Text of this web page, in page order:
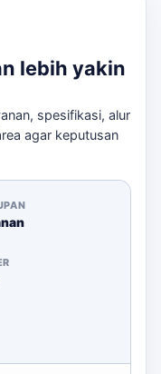
memastikan
dan sesuai
desain, dan
lebih yakin
spesifikasi, alur
agar keputusan